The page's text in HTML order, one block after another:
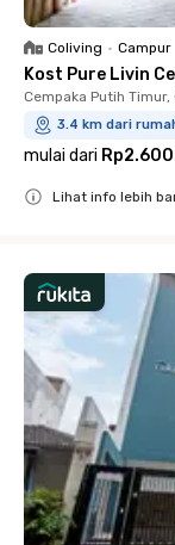
Coliving • Campur
Kost Pure Livin
Cempaka Putih Timur,
3.4 km dari
mulai dari
Lihat info lebih